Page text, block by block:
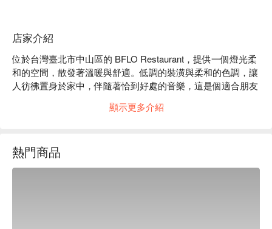
店家介紹
位於台灣臺北市中山區的 BFLO Restaurant，提供一個燈光柔
和的空間，散發著溫暖與舒適。低調的裝潢與柔和的色調，讓
人彷彿置身於家中，伴隨著恰到好處的音樂，這是個適合朋友
餐體驗。
顯示更多介紹
熱門商品